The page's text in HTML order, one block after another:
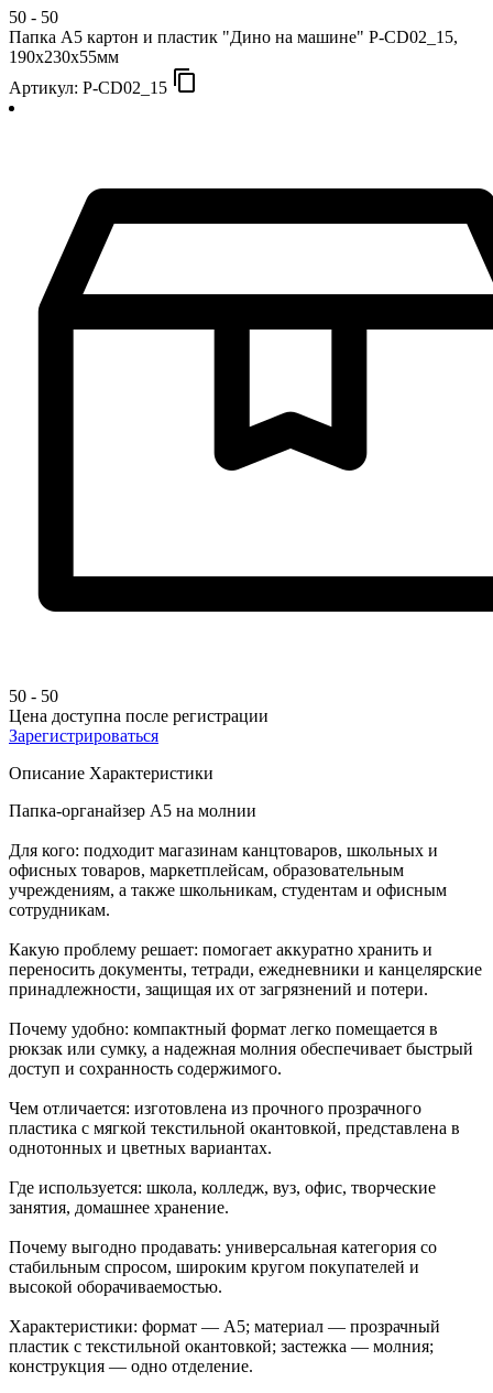
50 - 50
Папка А5 картон и пластик "Дино на машине" P-CD02_15,
190х230х55мм
Артикул: P-CD02_15 content_copy
50 - 50
Цена доступна после регистрации
Зарегистрироваться
Описание Характеристики
Папка-органайзер А5 на молнии
Для кого: подходит магазинам канцтоваров, школьных и
офисных товаров, маркетплейсам, образовательным
учреждениям, а также школьникам, студентам и офисным
сотрудникам.
Какую проблему решает: помогает аккуратно хранить и
переносить документы, тетради, ежедневники и канцелярские
принадлежности, защищая их от загрязнений и потери.
Почему удобно: компактный формат легко помещается в
рюкзак или сумку, а надежная молния обеспечивает быстрый
доступ и сохранность содержимого.
Чем отличается: изготовлена из прочного прозрачного
пластика с мягкой текстильной окантовкой, представлена в
однотонных и цветных вариантах.
Где используется: школа, колледж, вуз, офис, творческие
занятия, домашнее хранение.
Почему выгодно продавать: универсальная категория со
стабильным спросом, широким кругом покупателей и
высокой оборачиваемостью.
Характеристики: формат — А5; материал — прозрачный
пластик с текстильной окантовкой; застежка — молния;
конструкция — одно отделение.